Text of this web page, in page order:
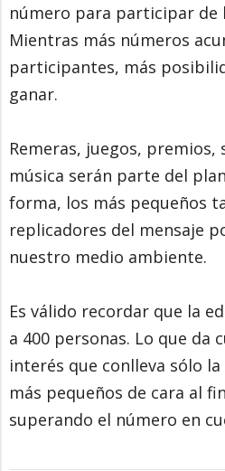
número para participar de
Mientras más números
participantes, más
ganar.
Remeras, juegos, premios,
música serán parte del
forma, los más pequeños
replicadores del mensaje
nuestro medio ambiente.
Es válido recordar que la
a 400 personas. Lo que da
interés que conlleva sólo
más pequeños de cara al
superando el número en